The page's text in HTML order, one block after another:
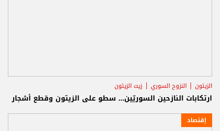
الزيتون النزوح السوري زيت الزيتون
ارتكابات النازحين السوريّين... سطو على الزيتون وقطع أشجار
إقتصاد